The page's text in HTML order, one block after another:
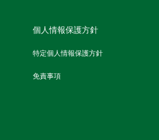
個人情報保護方針
特定個人情報保護方針
免責事項